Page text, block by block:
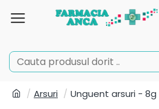
Arsuri Unguent arsuri - 8g